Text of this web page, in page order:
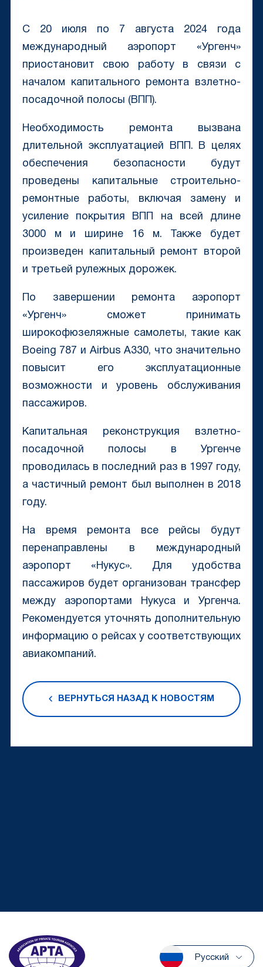
С 20 июля по 7 августа 2024 года
международный аэропорт «Ургенч»
приостановит свою работу в связи с
началом капитального ремонта взлетно-
посадочной полосы (ВПП).
Необходимость ремонта вызвана
длительной эксплуатацией ВПП. В целях
обеспечения безопасности будут
проведены капитальные строительно-
ремонтные работы, включая замену и
усиление покрытия ВПП на всей длине
3000 м и ширине 16 м. Также будет
произведен капитальный ремонт второй
и третьей рулежных дорожек.
По завершении ремонта аэропорт
«Ургенч» сможет принимать
широкофюзеляжные самолеты, такие как
Boeing 787 и Airbus A330, что значительно
повысит его эксплуатационные
возможности и уровень обслуживания
пассажиров.
Капитальная реконструкция взлетно-
посадочной полосы в Ургенче
проводилась в последний раз в 1997 году,
а частичный ремонт был выполнен в 2018
году.
На время ремонта все рейсы будут
перенаправлены в международный
аэропорт «Нукус». Для удобства
пассажиров будет организован трансфер
между аэропортами Нукуса и Ургенча.
Рекомендуется уточнять дополнительную
информацию о рейсах у соответствующих
авиакомпаний.
ВЕРНУТЬСЯ НАЗАД К НОВОСТЯМ
Русский